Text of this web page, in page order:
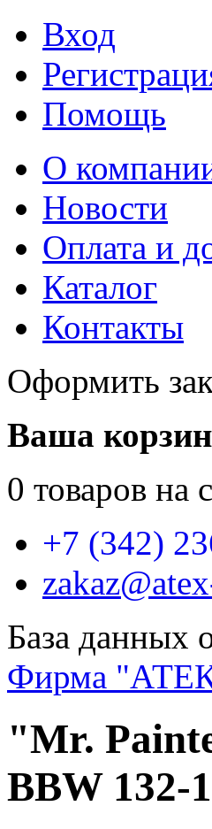
Вход
Помощь
О
Новости
Оплата и
Каталог
Контакты
Оформить
Ваша
0 товаров на
+7 (342)
База данных
Фирма
"Mr.
BBW 132-